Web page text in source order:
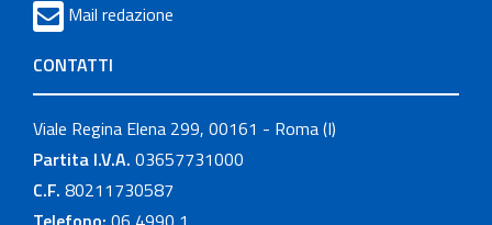
Mail redazione
CONTATTI
Viale Regina Elena 299, 00161 - Roma (I)
Partita I.V.A. 03657731000
C.F. 80211730587